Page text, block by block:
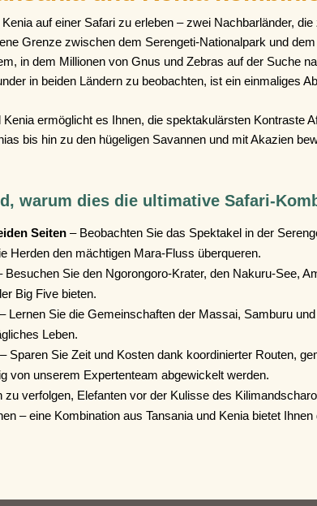
auf einer Safari zu erleben – zwei Nachbarländer,
Grenze zwischen dem Serengeti-Nationalpark und
in dem Millionen von Gnus und Zebras auf der Suche
in beiden Ländern zu beobachten, ist ein einmaliges
ermöglicht es Ihnen, die spektakulärsten Kontraste
bis hin zu den hügeligen Savannen und mit Akazien
warum dies die ultimative Safari-
Seiten – Beobachten Sie das Spektakel in der
Herden den mächtigen Mara-Fluss überqueren.
Besuchen Sie den Ngorongoro-Krater, den Nakuru-See,
Big Five bieten.
– Lernen Sie die Gemeinschaften der Massai, Samburu
Leben.
– Sparen Sie Zeit und Kosten dank koordinierter Routen,
von unserem Expertenteam abgewickelt werden.​
verfolgen, Elefanten vor der Kulisse des
– eine Kombination aus Tansania und Kenia bietet